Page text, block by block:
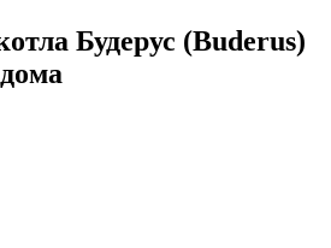
Будерус (Buderus)